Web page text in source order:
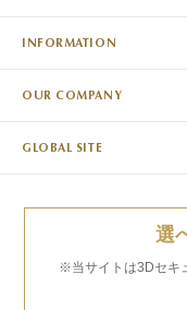
INFORMATION
OUR COMPANY
GLOBAL SITE
選
※当サイトは3Dセキ